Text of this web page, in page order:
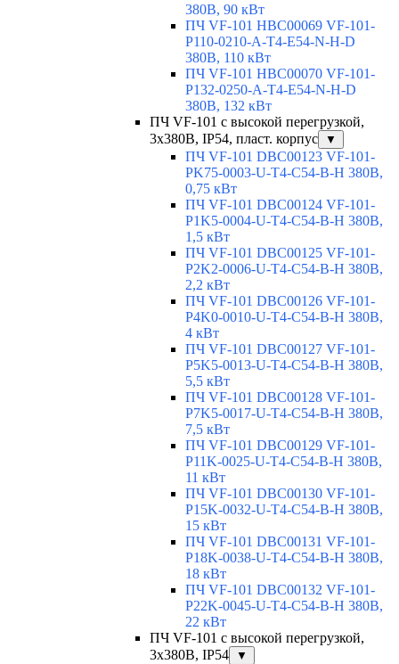
380В, 90 кВт
ПЧ VF-101 HBC00069 VF-101-
P110-0210-A-T4-E54-N-H-D
380В, 110 кВт
ПЧ VF-101 HBC00070 VF-101-
P132-0250-A-T4-E54-N-H-D
380В, 132 кВт
ПЧ VF-101 с высокой перегрузкой,
3х380В, IP54, пласт. корпус
▼
ПЧ VF-101 DBC00123 VF-101-
PK75-0003-U-T4-C54-B-H 380В,
0,75 кВт
ПЧ VF-101 DBC00124 VF-101-
P1K5-0004-U-T4-C54-B-H 380В,
1,5 кВт
ПЧ VF-101 DBC00125 VF-101-
P2K2-0006-U-T4-C54-B-H 380В,
2,2 кВт
ПЧ VF-101 DBC00126 VF-101-
P4K0-0010-U-T4-C54-B-H 380В,
4 кВт
ПЧ VF-101 DBC00127 VF-101-
P5K5-0013-U-T4-C54-B-H 380В,
5,5 кВт
ПЧ VF-101 DBC00128 VF-101-
P7K5-0017-U-T4-C54-B-H 380В,
7,5 кВт
ПЧ VF-101 DBC00129 VF-101-
P11K-0025-U-T4-C54-B-H 380В,
11 кВт
ПЧ VF-101 DBC00130 VF-101-
P15K-0032-U-T4-C54-B-H 380В,
15 кВт
ПЧ VF-101 DBC00131 VF-101-
P18K-0038-U-T4-C54-B-H 380В,
18 кВт
ПЧ VF-101 DBC00132 VF-101-
P22K-0045-U-T4-C54-B-H 380В,
22 кВт
ПЧ VF-101 с высокой перегрузкой,
3х380В, IP54
▼